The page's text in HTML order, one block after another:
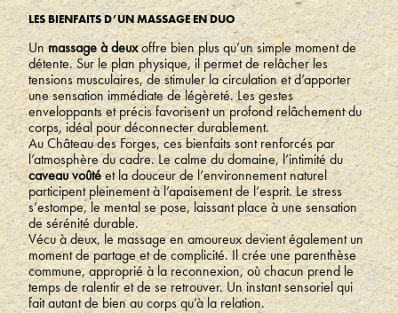
LES BIENFAITS D’UN MASSAGE EN DUO
Unmassage à deuxoffre bien plus qu’un simple moment de
détente. Sur le plan physique, il permet de relâcher les
tensions musculaires, de stimuler la circulation et d’apporter
une sensation immédiate de légèreté. Les gestes
enveloppants et précis favorisent un profond relâchement du
corps, idéal pour déconnecter durablement.
Au Château des Forges, ces bienfaits sont renforcés par
l’atmosphère du cadre. Le calme du domaine, l’intimité du
caveau voûtéet la douceur de l’environnement naturel
participent pleinement à l’apaisement de l’esprit. Le stress
s’estompe, le mental se pose, laissant place à une sensation
de sérénité durable.
Vécu à deux, le massage en amoureux devient également un
moment de partage et de complicité. Il crée une parenthèse
commune, approprié à la reconnexion, où chacun prend le
temps de ralentir et de se retrouver. Un instant sensoriel qui
fait autant de bien au corps qu’à la relation.